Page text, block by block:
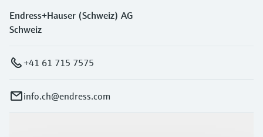
Endress+Hauser (Schweiz) AG
Schweiz
+41 61 715 7575
info.ch@endress.com